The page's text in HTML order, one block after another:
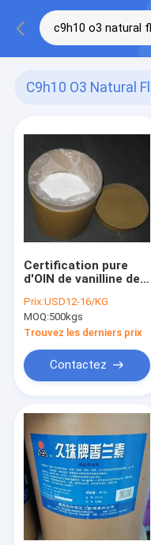
C9h10 O3 Natural
Certification pure
d'OIN de vanilline de
saveur C9H10O3
naturelle
Prix:USD12-16/KG
MOQ:500kgs
Trouvez les derniers prix
Contactez